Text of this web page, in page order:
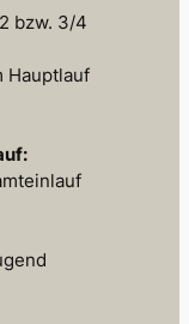
bzw. 3/4
Hauptlauf